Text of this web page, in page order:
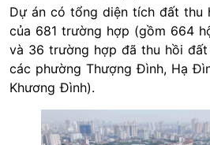
Dự án có tổng diện tích đất thu
của 681 trường hợp (gồm 664
và 36 trường hợp đã thu hồi
các phường Thượng Đình, Hạ
Khương Đình).